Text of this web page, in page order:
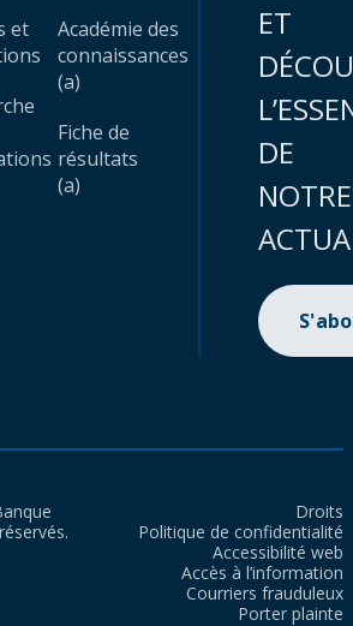
et
Académie des
connaissances
(a)
Fiche de
résultats
(a)
ET
DE
NOTRE
Droits
Politique de confidentialité
Accessibilité web
Accès à l’information
Courriers frauduleux
Porter plainte